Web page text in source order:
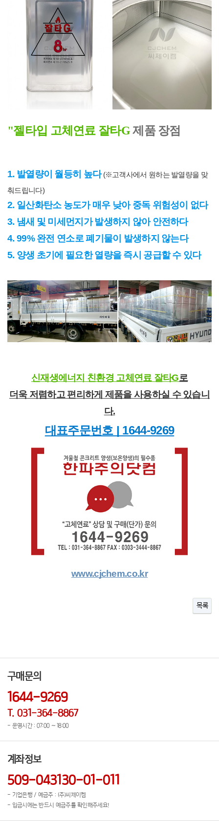
"젤타입 고체연료 잘타G제품 장점
1. 발열량이 월등히 높다(※고객사에서 원하는 발열량을 맞
춰드립니다)
2. 일산화탄소 농도가 매우 낮아 중독 위험성이 없다
3. 냄새 및 미세먼지가 발생하지 않아 안전하다
4. 99% 완전 연소로 폐기물이 발생하지 않는다
5. 양생 초기에 필요한 열량을 즉시 공급할 수 있다
신재생에너지 친환경 고체연료 잘타G로
더욱 저렴하고 편리하게 제품을 사용하실 수 있습니
다.
대표주문번호 | 1644-9269
www.cjchem.co.kr
목록
구매문의
1644-9269
T. 031-364-8867
- 운영시간 : 07:00 ~ 18:00
계좌정보
509-043130-01-011
- 기업은행 / 예금주 : (주)씨제이켐
- 입금시에는 반드시 예금주를 확인해주세요!